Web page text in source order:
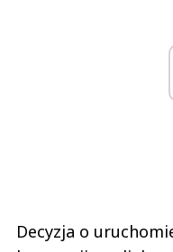
Decyzja o